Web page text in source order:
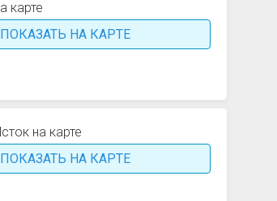
ПОКАЗАТЬ НА КАРТЕ
ПОКАЗАТЬ НА КАРТЕ